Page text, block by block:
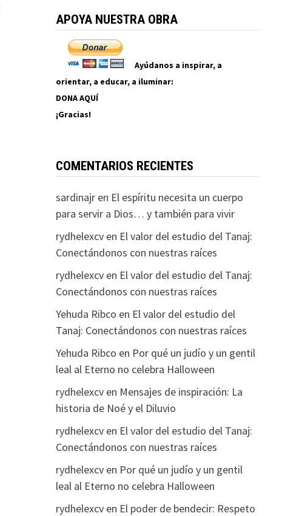
APOYA NUESTRA OBRA
Ayúdanos a inspirar, a
orientar, a educar, a iluminar:
DONA AQUÍ
¡Gracias!
COMENTARIOS RECIENTES
sardinajren El espíritu necesita un cuerpo
para servir a Dios… y también para vivir
rydhelexcven El valor del estudio del Tanaj:
Conectándonos con nuestras raíces
rydhelexcven El valor del estudio del Tanaj:
Conectándonos con nuestras raíces
Yehuda Ribco en El valor del estudio del
Tanaj: Conectándonos con nuestras raíces
Yehuda Ribco en Por qué un judío y un gentil
leal al Eterno no celebra Halloween
rydhelexcven Mensajes de inspiración: La
historia de Noé y el Diluvio
rydhelexcven El valor del estudio del Tanaj:
Conectándonos con nuestras raíces
rydhelexcven Por qué un judío y un gentil
leal al Eterno no celebra Halloween
rydhelexcven El poder de bendecir: Respeto